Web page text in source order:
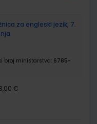
za engleski jezik, 7.
broj ministarstva: 6785-
€